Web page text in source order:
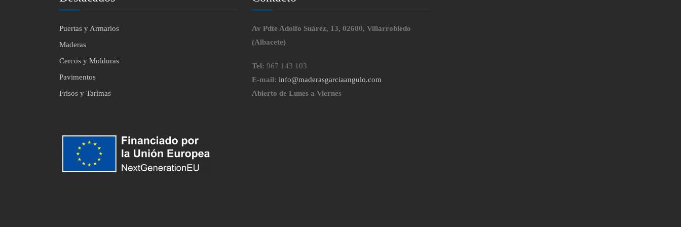
Puertas y Armarios
Maderas
Cercos y Molduras
Pavimentos
Frisos y Tarimas
Av Pdte Adolfo Suárez, 13, 02600, Villarrobledo
(Albacete)
Tel: 967 143 103
E-mail: info@maderasgarciaangulo.com
Abierto de Lunes a Viernes